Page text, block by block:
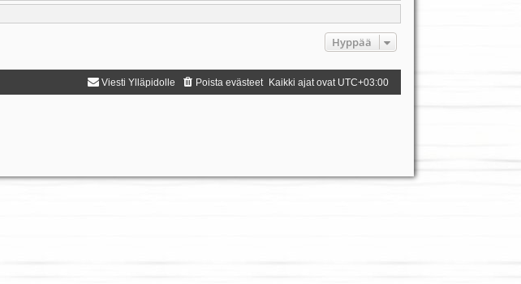
Hyppää
Kaikki ajat ovat UTC+03:00
Poista evästeet
Viesti Ylläpidolle